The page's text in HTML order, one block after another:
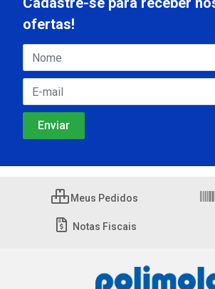
ofertas!
Meus Pedidos
Notas Fiscais